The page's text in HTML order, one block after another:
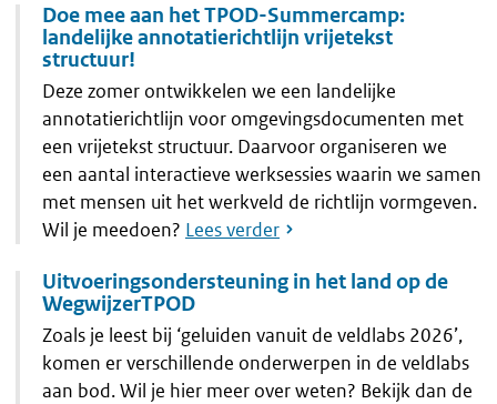
Doe mee aan het TPOD-Summercamp:
landelijke annotatierichtlijn vrijetekst
structuur!
Deze zomer ontwikkelen we een landelijke
annotatierichtlijn voor omgevingsdocumenten met
een vrijetekst structuur. Daarvoor organiseren we
een aantal interactieve werksessies waarin we samen
met mensen uit het werkveld de richtlijn vormgeven.
Wil je meedoen? Lees verder
Uitvoeringsondersteuning in het land op de
WegwijzerTPOD
Zoals je leest bij ‘geluiden vanuit de veldlabs 2026’,
komen er verschillende onderwerpen in de veldlabs
aan bod. Wil je hier meer over weten? Bekijk dan de